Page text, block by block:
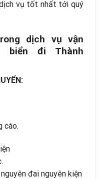
vụ tốt nhất tới quý
dịch vụ vận
biển đi Thành
cáo.
đai nguyên kiện